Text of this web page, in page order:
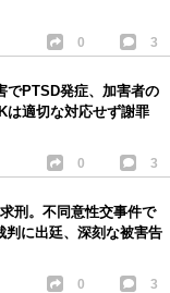
0 3
でPTSD発症、加害者の
は適切な対応せず謝罪
0 3
刑。不同意性交事件で
に出廷、深刻な被害告
0 3